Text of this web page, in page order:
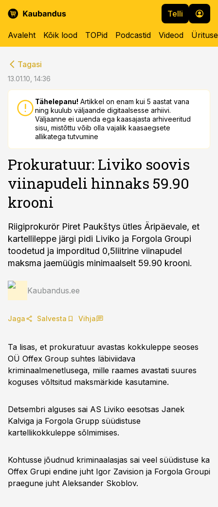
Telli
Avaleht Kõik lood TOPid Podcastid Videod
Tagasi
13.01.10, 14:36
Tähelepanu! Artikkel on enam kui 5 aastat vana
ning kuulub väljaande digitaalsesse arhiivi.
Väljaanne ei uuenda ega kaasajasta arhiveeritud
sisu, mistõttu võib olla vajalik kaasaegsete
allikatega tutvumine
Prokuratuur: Liviko soovis
viinapudeli hinnaks 59.90
krooni
Riigiprokurör Piret Paukštys ütles Äripäevale, et
kartellileppe järgi pidi Liviko ja Forgola Groupi
toodetud ja imporditud 0,5liitrine viinapudel
maksma jaemüügis minimaalselt 59.90 krooni.
Kaubandus.ee
Jaga Salvesta Vihja
Ta lisas, et prokuratuur avastas kokkuleppe seoses
OÜ Offex Group suhtes läbiviidava
kriminaalmenetlusega, mille raames avastati suures
koguses võltsitud maksmärkide kasutamine.
Detsembri alguses sai AS Liviko eesotsas Janek
Kalviga ja Forgola Grupp süüdistuse
kartellikokkuleppe sõlmimises.
Kohtusse jõudnud kriminaalasjas sai veel süüdistuse ka
Offex Grupi endine juht Igor Zavision ja Forgola Groupi
praegune juht Aleksander Skoblov.